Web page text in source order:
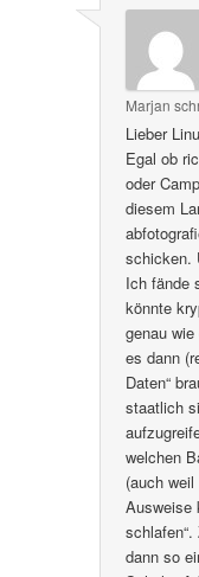
Marjan
Lieber
Egal ob
oder
diesem
schicken.
Ich fände
könnte
genau
es dann
Daten“
staatlich
welchen
(auch
Ausweise
dann so